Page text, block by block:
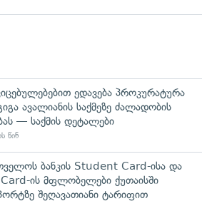
ედავება პროკურატურა
ავალიანის საქმეზე ძალადობის
— საქმის დეტალები
წინ
ბანკის Student Card-ისა და
ის მფლობელები ქუთაისში
შეღავათიანი ტარიფით